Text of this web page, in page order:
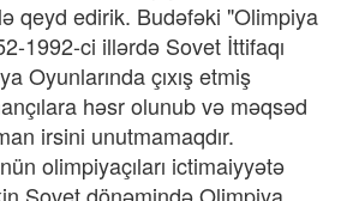
qeyd edirik. Budəfəki "Olimpiya
1992-ci illərdə Sovet İttifaqı
Oyunlarında çıxış etmiş
həsr olunub və məqsəd
irsini unutmamaqdır.
olimpiyaçıları ictimaiyyətə